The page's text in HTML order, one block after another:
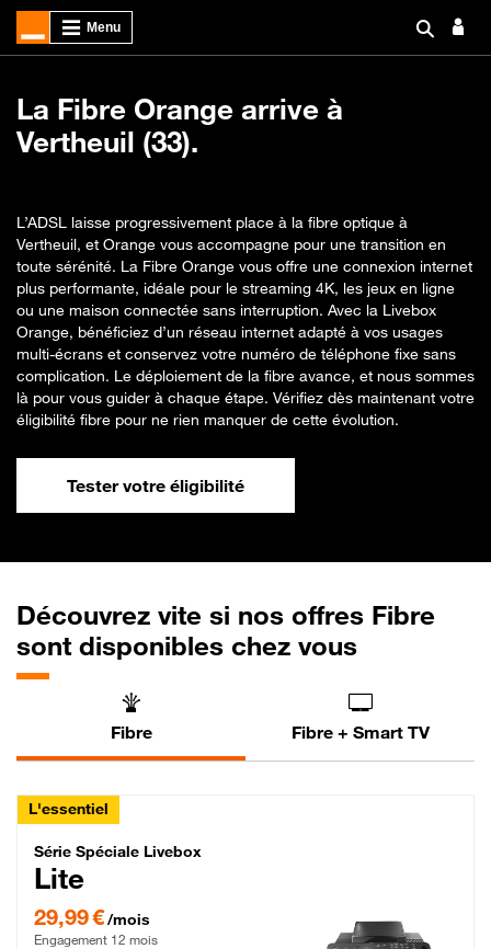
La Fibre Orange arrive à
Vertheuil (33).
L’ADSL laisse progressivement place à la fibre optique à
Vertheuil, et Orange vous accompagne pour une transition en
toute sérénité. La Fibre Orange vous offre une connexion internet
plus performante, idéale pour le streaming 4K, les jeux en ligne
ou une maison connectée sans interruption. Avec la Livebox
Orange, bénéficiez d’un réseau internet adapté à vos usages
multi-écrans et conservez votre numéro de téléphone fixe sans
complication. Le déploiement de la fibre avance, et nous sommes
là pour vous guider à chaque étape. Vérifiez dès maintenant votre
éligibilité fibre pour ne rien manquer de cette évolution.
Tester votre éligibilité
Découvrez vite si nos offres Fibre
sont disponibles chez vous
Fibre Fibre + Smart TV
L'essentiel
Série Spéciale Livebox Lite Fibre
Série Spéciale Livebox
Lite
29,99 €/mois
Engagement 12 mois